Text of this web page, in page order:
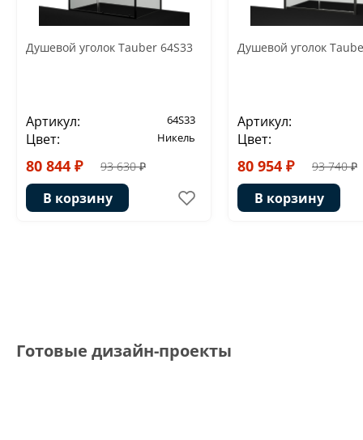
Душевой уголок Tauber 64S33
Артикул: 64S33
Цвет: Никель
80 844 ₽ 93 630 ₽
В корзину
Душевой уголок
Артикул:
Цвет:
80 954 ₽ 93 740 ₽
В корзину
Готовые дизайн-проекты